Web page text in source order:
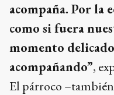
acompaña. Por la
como si fuera
momento
acompañando”,
El párroco